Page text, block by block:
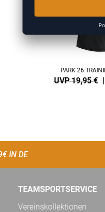
PARK 26
UVP 19,95 € |
IN DE
TEAMSPORTSERVICE
Vereinskollektionen